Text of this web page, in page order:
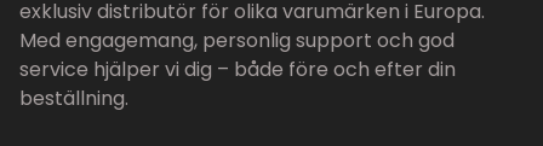
exklusiv distributör för olika varumärken i Europa.
Med engagemang, personlig support och god
service hjälper vi dig – både före och efter din
beställning.